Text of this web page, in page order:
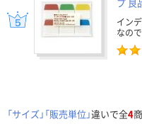
イン
なの
「サイズ」「販売単位」違いで全4